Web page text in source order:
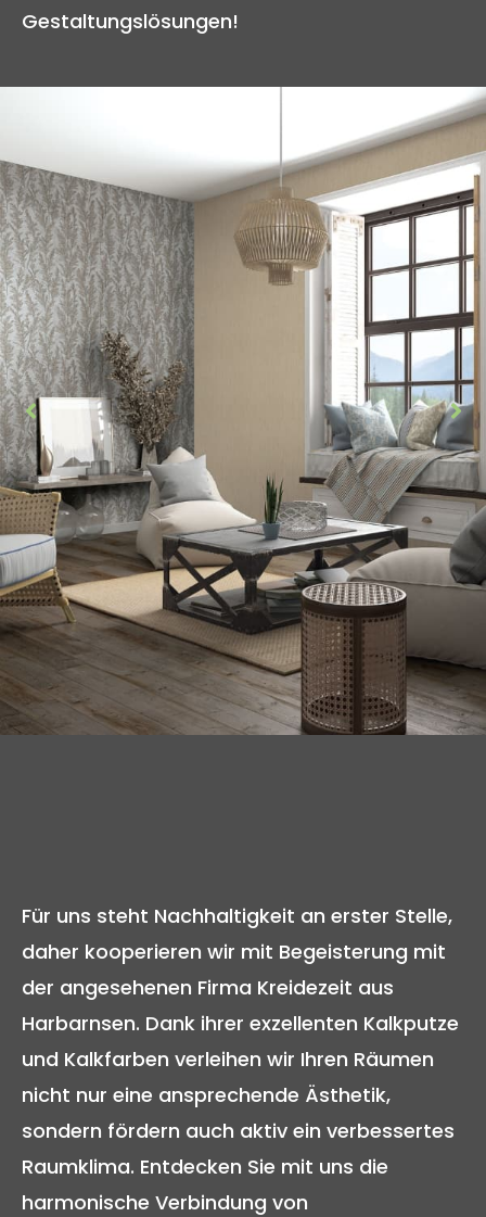
Gestaltungslösungen!
Für uns steht Nachhaltigkeit an erster Stelle,
daher kooperieren wir mit Begeisterung mit
der angesehenen Firma Kreidezeit aus
Harbarnsen. Dank ihrer exzellenten Kalkputze
und Kalkfarben verleihen wir Ihren Räumen
nicht nur eine ansprechende Ästhetik,
sondern fördern auch aktiv ein verbessertes
Raumklima. Entdecken Sie mit uns die
harmonische Verbindung von